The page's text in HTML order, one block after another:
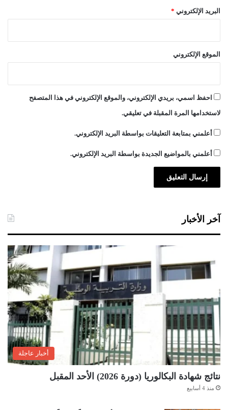
البريد الإلكتروني *
الموقع الإلكتروني
احفظ اسمي، بريدي الإلكتروني، والموقع الإلكتروني في هذا المتصفح
لاستخدامها المرة المقبلة في تعليقي.
أعلمني بمتابعة التعليقات بواسطة البريد الإلكتروني.
أعلمني بالمواضيع الجديدة بواسطة البريد الإلكتروني.
آخر الأخبار
أخبار عاجلة
نتائج شهادة البكالوريا (دورة 2026) الأحد المقبل
منذ 4 أسابيع